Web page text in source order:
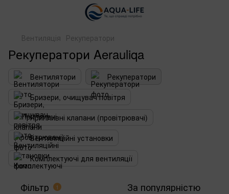
Вентиляція Рекуператори
Рекуператори Aerauliqa
Вентилятори
Рекуператори
Бризери, очищувач повітря
Припливні клапани (провітрювачі)
Вентиляційні установки
Комплектуючі для вентиляції
Фільтр 1 За популярністю